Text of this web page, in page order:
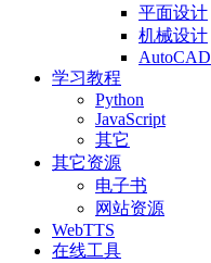
平面设计
机械设计
AutoCAD
学习教程
Python
JavaScript
其它
其它资源
电子书
网站资源
WebTTS
在线工具